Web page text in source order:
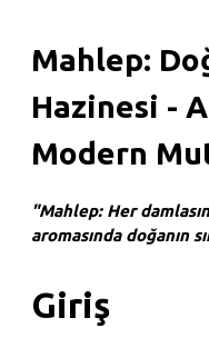
Mahlep:
Hazinesi -
Modern
"Mahlep: Her
aromasında doğanın
Giriş